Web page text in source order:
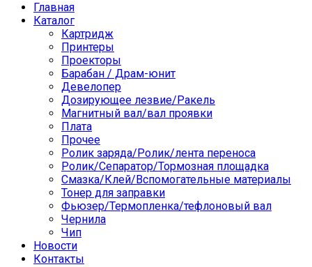
Главная
Каталог
Картридж
Принтеры
Проекторы
Барабан / Драм-юнит
Девелопер
Дозирующее лезвие/Ракель
Магнитный вал/вал проявки
Плата
Прочее
Ролик заряда/Ролик/лента переноса
Ролик/Сепаратор/Тормозная площадка
Смазка/Клей/Вспомогательные материалы
Тонер для заправки
Фьюзер/Термопленка/тефлоновый вал
Чернила
Чип
Новости
Контакты